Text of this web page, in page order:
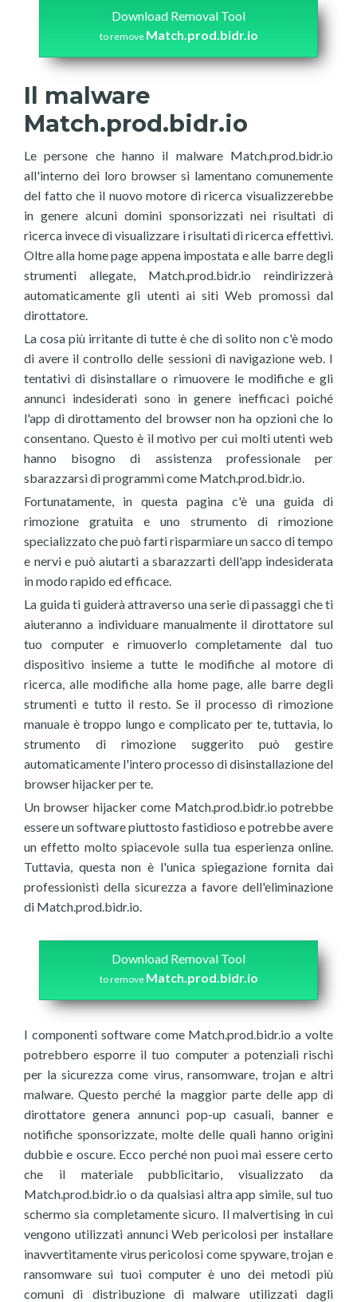
Download Removal Tool
to remove Match.prod.bidr.io
Il malware
Match.prod.bidr.io
Le persone che hanno il malware Match.prod.bidr.io
all'interno dei loro browser si lamentano comunemente
del fatto che il nuovo motore di ricerca visualizzerebbe
in genere alcuni domini sponsorizzati nei risultati di
ricerca invece di visualizzare i risultati di ricerca effettivi.
Oltre alla home page appena impostata e alle barre degli
strumenti allegate, Match.prod.bidr.io reindirizzerà
automaticamente gli utenti ai siti Web promossi dal
dirottatore.
La cosa più irritante di tutte è che di solito non c'è modo
di avere il controllo delle sessioni di navigazione web. I
tentativi di disinstallare o rimuovere le modifiche e gli
annunci indesiderati sono in genere inefficaci poiché
l'app di dirottamento del browser non ha opzioni che lo
consentano. Questo è il motivo per cui molti utenti web
hanno bisogno di assistenza professionale per
sbarazzarsi di programmi come Match.prod.bidr.io.
Fortunatamente, in questa pagina c'è una guida di
rimozione gratuita e uno strumento di rimozione
specializzato che può farti risparmiare un sacco di tempo
e nervi e può aiutarti a sbarazzarti dell'app indesiderata
in modo rapido ed efficace.
La guida ti guiderà attraverso una serie di passaggi che ti
aiuteranno a individuare manualmente il dirottatore sul
tuo computer e rimuoverlo completamente dal tuo
dispositivo insieme a tutte le modifiche al motore di
ricerca, alle modifiche alla home page, alle barre degli
strumenti e tutto il resto. Se il processo di rimozione
manuale è troppo lungo e complicato per te, tuttavia, lo
strumento di rimozione suggerito può gestire
automaticamente l'intero processo di disinstallazione del
browser hijacker per te.
Un browser hijacker come Match.prod.bidr.io potrebbe
essere un software piuttosto fastidioso e potrebbe avere
un effetto molto spiacevole sulla tua esperienza online.
Tuttavia, questa non è l'unica spiegazione fornita dai
professionisti della sicurezza a favore dell'eliminazione
di Match.prod.bidr.io.
Download Removal Tool
to remove Match.prod.bidr.io
I componenti software come Match.prod.bidr.io a volte
potrebbero esporre il tuo computer a potenziali rischi
per la sicurezza come virus, ransomware, trojan e altri
malware. Questo perché la maggior parte delle app di
dirottatore genera annunci pop-up casuali, banner e
notifiche sponsorizzate, molte delle quali hanno origini
dubbie e oscure. Ecco perché non puoi mai essere certo
che il materiale pubblicitario, visualizzato da
Match.prod.bidr.io o da qualsiasi altra app simile, sul tuo
schermo sia completamente sicuro. Il malvertising in cui
vengono utilizzati annunci Web pericolosi per installare
inavvertitamente virus pericolosi come spyware, trojan e
ransomware sui tuoi computer è uno dei metodi più
comuni di distribuzione di malware utilizzati dagli